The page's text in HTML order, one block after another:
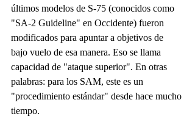
últimos modelos de S-75 (conocidos como
"SA-2 Guideline" en Occidente) fueron
modificados para apuntar a objetivos de
bajo vuelo de esa manera. Eso se llama
capacidad de "ataque superior". En otras
palabras: para los SAM, este es un
"procedimiento estándar" desde hace mucho
tiempo.